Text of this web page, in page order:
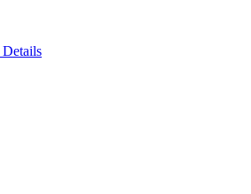
Details